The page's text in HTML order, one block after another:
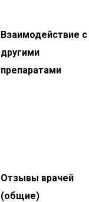
Взаимодействие с
другими
препаратами
Отзывы врачей
(общие)